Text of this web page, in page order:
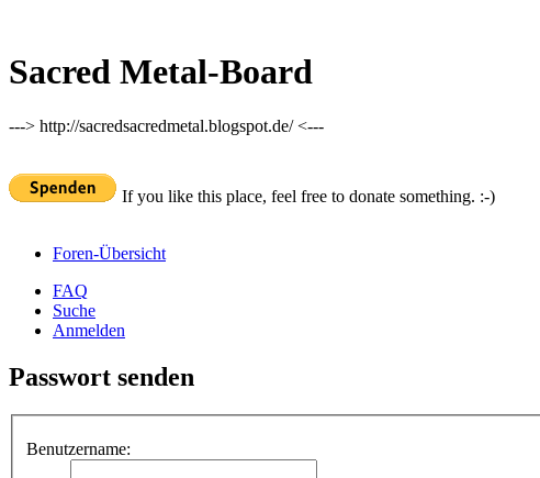
Sacred Metal-Board
---> http://sacredsacredmetal.blogspot.de/ <---
If you like this place, feel free to donate something. :-)
Foren-Übersicht
FAQ
Suche
Anmelden
Passwort senden
Benutzername: